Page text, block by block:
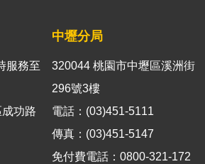
服務至
功路
中壢分局
320044 桃園市中壢區溪洲街
296號3樓
電話：(03)451-5111
傳真：(03)451-5147
免付費電話：0800-321-172